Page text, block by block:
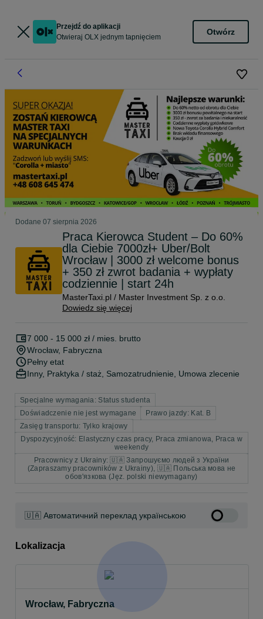
Przejdź do aplikacji
Otwieraj OLX jednym tapnięciem
Otwórz
Dodane 07 sierpnia 2026
Praca Kierowca Student – Do 60%
dla Ciebie 7000zł+ Uber/Bolt
Wrocław | 3000 zł welcome bonus
+ 350 zł zwrot badania + wypłaty
codziennie | start 24h
MasterTaxi.pl / Master Investment Sp. z o.o.
Dowiedz się więcej
7 000 - 15 000 zł / mies. brutto
Wrocław, Fabryczna
Pełny etat
Inny, Praktyka / staż, Samozatrudnienie, Umowa zlecenie
Specjalne wymagania: Status studenta
Doświadczenie nie jest wymagane
Prawo jazdy: Kat. B
Zasięg transportu: Tylko krajowy
Dyspozycyjność: Elastyczny czas pracy, Praca zmianowa, Praca w
weekendy
Pracownicy z Ukrainy: 🇺🇦 Запрошуємо людей з України
(Zapraszamy pracowników z Ukrainy), 🇺🇦 Польська мова не
обов'язкова (Jęz. polski niewymagany)
🇺🇦 Автоматичний переклад українською
Lokalizacja
Wrocław, Fabryczna